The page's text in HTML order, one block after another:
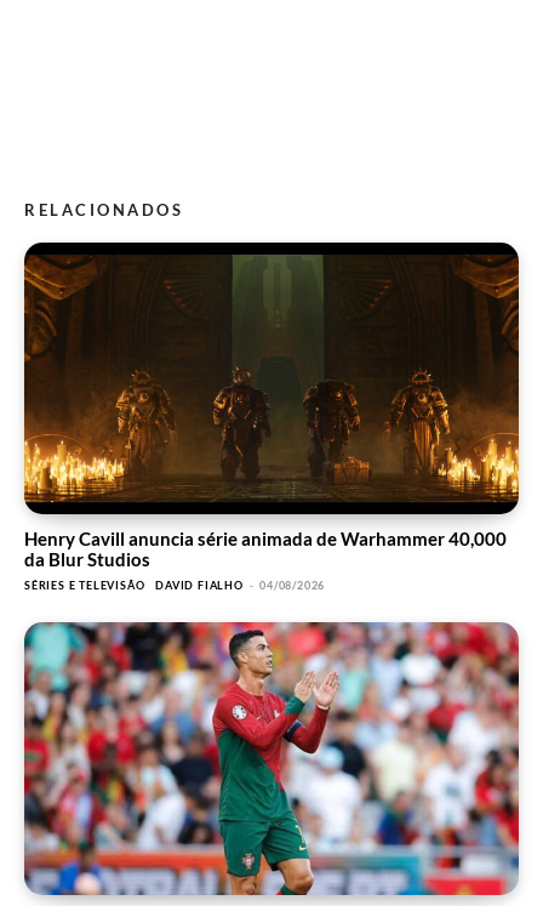
RELACIONADOS
Henry Cavill anuncia série animada de Warhammer 40,000
da Blur Studios
SÉRIES E TELEVISÃO DAVID FIALHO - 04/08/2026